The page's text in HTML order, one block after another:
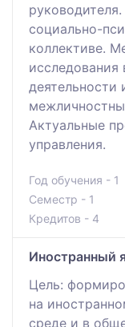
социально-
коллективе.
исследования
деятельности
Актуальные
управления.
Год обучения - 1
Семестр - 1
Кредитов - 4
Иностранный
Цель:
на
среде и в